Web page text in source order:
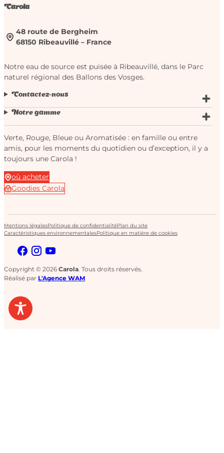
Carola
48 route de Bergheim
68150 Ribeauvillé – France
Notre eau de source est puisée à Ribeauvillé, dans le Parc
naturel régional des Ballons des Vosges.
Contactez-nous
Notre gamme
Verte, Rouge, Bleue ou Aromatisée : en famille ou entre
amis, pour les moments du quotidien ou d’exception, il y a
toujours une Carola !
où acheter
Goodies Carola
Mentions légalesPolitique de confidentialitéPlan du site
Caractéristiques environnementalesPolitique en matière de cookies
Copyright © 2026 Carola. Tous droits réservés.
Réalisé par L'Agence WAM